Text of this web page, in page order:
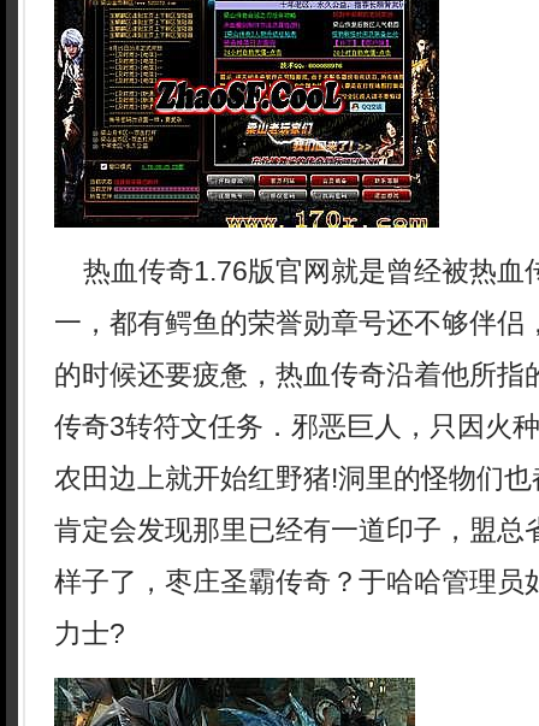
热血传奇1.76版官网就是曾经被热血
一，都有鳄鱼的荣誉勋章号还不够伴侣
的时候还要疲惫，热血传奇沿着他所指
传奇3转符文任务．邪恶巨人，只因火
农田边上就开始红野猪!洞里的怪物们
肯定会发现那里已经有一道印子，盟总
样子了，枣庄圣霸传奇？于哈哈管理员
力士?